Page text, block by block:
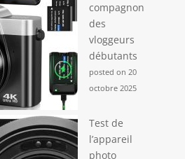
compagnon
des
vloggeurs
débutants
posted on 20
octobre 2025
Test de
l’appareil
photo